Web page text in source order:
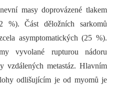
masy doprovázené tlakem
Část děložních sarkomů
asymptomatických (25 %).
vyvolané rupturou nádoru
vzdálených metastáz. Hlavním
odlišujícím je od myomů je